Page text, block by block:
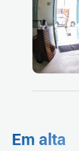
Em alta